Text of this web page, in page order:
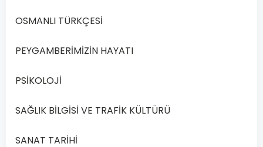
OSMANLI TÜRKÇESİ
PEYGAMBERİMİZİN HAYATI
PSİKOLOJİ
SAĞLIK BİLGİSİ VE TRAFİK KÜLTÜRÜ
SANAT TARİHİ